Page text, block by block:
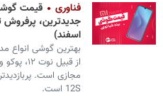
فناوری
قیمت
اسفند)
بهترین گوشی انواع
12S است.